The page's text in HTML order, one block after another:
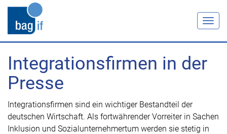
Integrationsfirmen in der
Presse
Integrationsfirmen sind ein wichtiger Bestandteil der
deutschen Wirtschaft. Als fortwährender Vorreiter in Sachen
Inklusion und Sozialunternehmertum werden sie stetig in